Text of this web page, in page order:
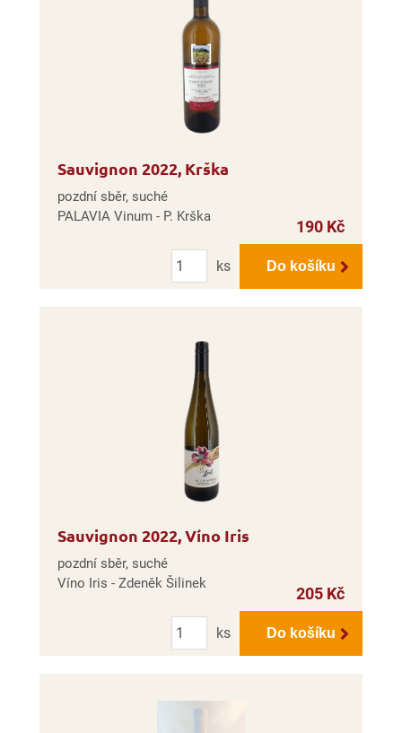
Sauvignon 2022, Krška
pozdní sběr, suché
PALAVIA Vinum - P. Krška
190 Kč
Počet
ks
Do košíku
Sauvignon 2022, Víno Iris
pozdní sběr, suché
Víno Iris - Zdeněk Šilinek
205 Kč
Počet
ks
Do košíku